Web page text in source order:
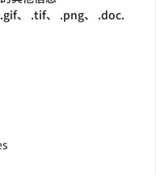
、 .tif、 .png、 .doc.